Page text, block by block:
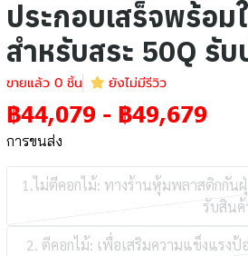
ประกอบเสร็จพร้อม
สำหรับสระ 50Q รั
ขายแล้ว 0 ชิ้น ยังไม่มีรีวิว
฿44,079 - ฿49,679
การขนส่ง
1.ไม่ตีคอกไม้: ทางร้านหุ้มพลาสติกกัน
รับสินค้
2. ตีคอกไม้: เพื่อเสริมความแข็งแรง